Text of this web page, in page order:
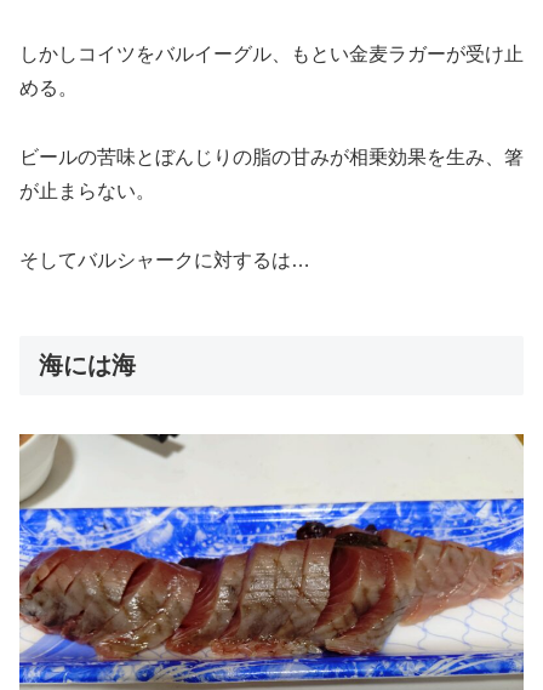
しかしコイツをバルイーグル、もとい金麦ラガーが受け止
める。
ビールの苦味とぼんじりの脂の甘みが相乗効果を生み、箸
が止まらない。
そしてバルシャークに対するは…
海には海